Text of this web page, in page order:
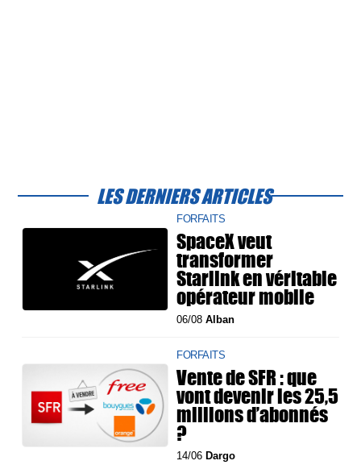
LES DERNIERS ARTICLES
FORFAITS
SpaceX veut
transformer
Starlink en véritable
opérateur mobile
06/08Alban
FORFAITS
Vente de SFR : que
vont devenir les 25,5
millions d’abonnés
?
14/06 Dargo